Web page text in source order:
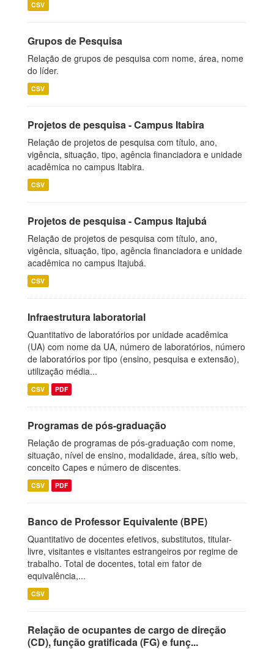
CSV
Grupos de Pesquisa
Relação de grupos de pesquisa com nome, área, nome
do líder.
CSV
Projetos de pesquisa - Campus Itabira
Relação de projetos de pesquisa com título, ano,
vigência, situação, tipo, agência financiadora e unidade
acadêmica no campus Itabira.
CSV
Projetos de pesquisa - Campus Itajubá
Relação de projetos de pesquisa com título, ano,
vigência, situação, tipo, agência financiadora e unidade
acadêmica no campus Itajubá.
CSV
Infraestrutura laboratorial
Quantitativo de laboratórios por unidade acadêmica
(UA) com nome da UA, número de laboratórios, número
de laboratórios por tipo (ensino, pesquisa e extensão),
utilização média...
CSV PDF
Programas de pós-graduação
Relação de programas de pós-graduação com nome,
situação, nível de ensino, modalidade, área, sítio web,
conceito Capes e número de discentes.
CSV PDF
Banco de Professor Equivalente (BPE)
Quantitativo de docentes efetivos, substitutos, titular-
livre, visitantes e visitantes estrangeiros por regime de
trabalho. Total de docentes, total em fator de
equivalência,...
CSV
Relação de ocupantes de cargo de direção
(CD), função gratificada (FG) e funç...